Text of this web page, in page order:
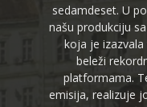
sedamdeset. U
našu produkciju
koja je
beleži
platformama.
emisija, realizuje